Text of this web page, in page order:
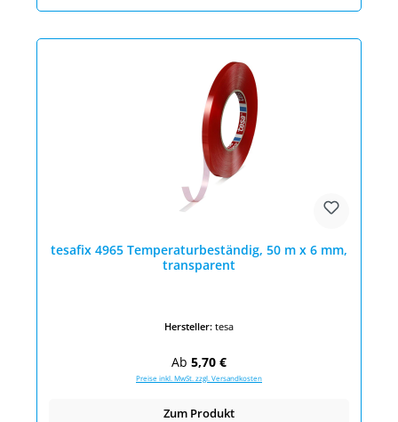
tesafix 4965 Temperaturbeständig, 50 m x 6 mm,
transparent
Hersteller: tesa
Regulärer Preis:
Ab 5,70 €
Preise inkl. MwSt. zzgl. Versandkosten
Zum Produkt